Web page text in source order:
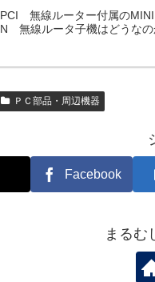
PCI 無線ルーター付属のMINI
N 無線ルータ子機はどうなの
ＰＣ部品・周辺機器
Facebook
まるむ